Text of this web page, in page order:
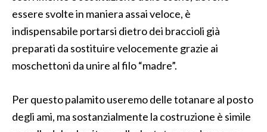
essere svolte in maniera assai veloce, è
indispensabile portarsi dietro dei braccioli già
preparati da sostituire velocemente grazie ai
moschettoni da unire al filo “madre”.
Per questo palamito useremo delle totanare al posto
degli ami, ma sostanzialmente la costruzione è simile